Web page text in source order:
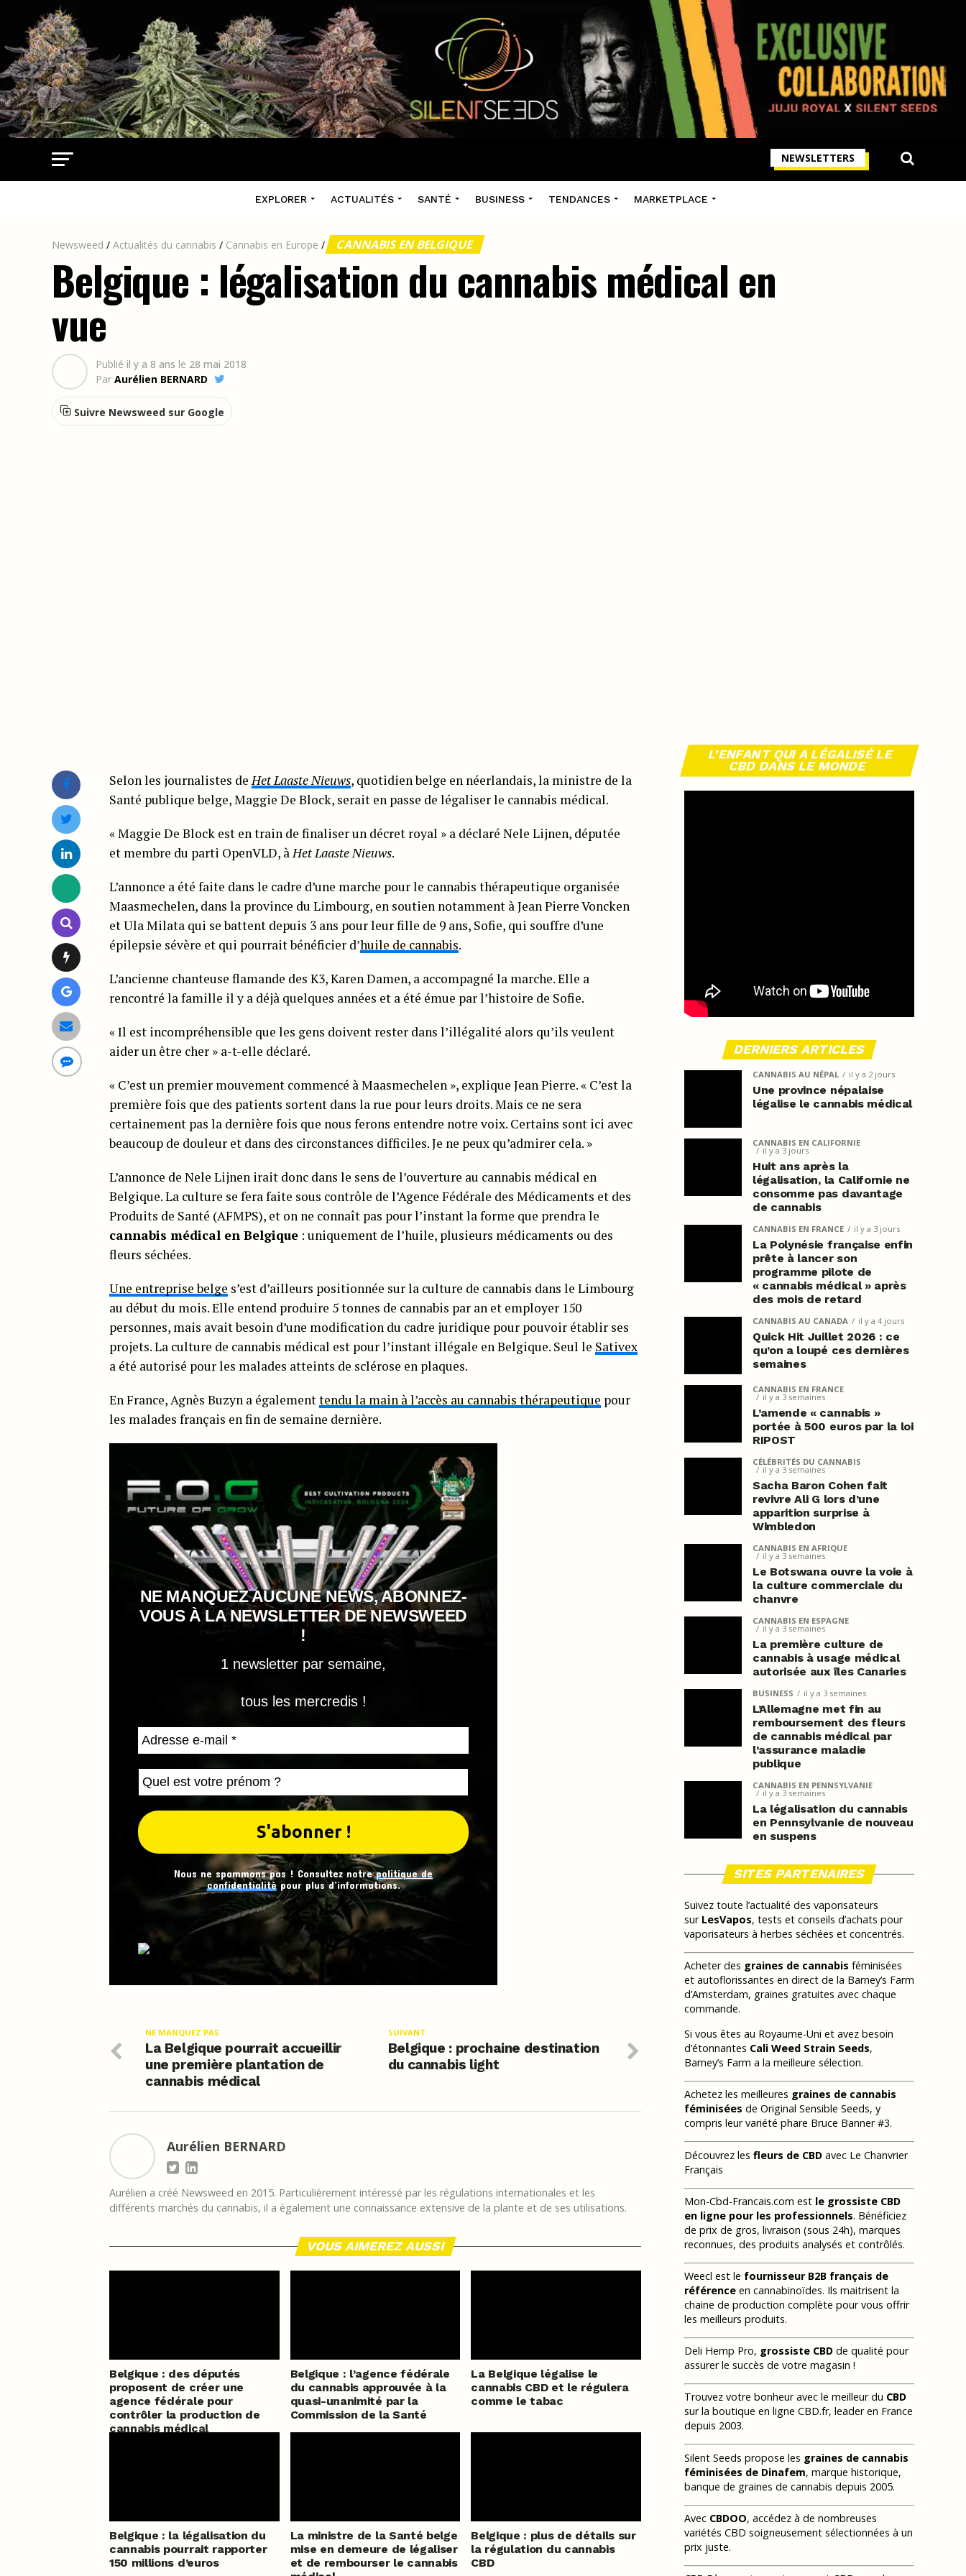
NEWSLETTERS
EXPLORER ACTUALITÉS SANTÉ BUSINESS TENDANCES MARKETPLACE
Newsweed / Actualités du cannabis / Cannabis en Europe / CANNABIS EN BELGIQUE
Belgique : légalisation du cannabis médical en
vue
Publié il y a 8 ans le 28 mai 2018
Par Aurélien BERNARD
Suivre Newsweed sur Google
Selon les journalistes deHet Laaste Nieuws, quotidien belge en néerlandais, la ministre de la
Santé publique belge, Maggie De Block, serait en passe de légaliser le cannabis médical.
« Maggie De Block est en train de finaliser un décret royal » a déclaré Nele Lijnen, députée
et membre du parti OpenVLD, àHet Laaste Nieuws.
L’annonce a été faite dans le cadre d’une marche pour le cannabis thérapeutique organisée
Maasmechelen, dans la province du Limbourg, en soutien notamment à Jean Pierre Voncken
et Ula Milata qui se battent depuis 3 ans pour leur fille de 9 ans, Sofie, qui souffre d’une
épilepsie sévère et qui pourrait bénéficier d’huile de cannabis.
L’ancienne chanteuse flamande des K3, Karen Damen, a accompagné la marche. Elle a
rencontré la famille il y a déjà quelques années et a été émue par l’histoire de Sofie.
« Il est incompréhensible que les gens doivent rester dans l’illégalité alors qu’ils veulent
aider un être cher » a-t-elle déclaré.
« C’est un premier mouvement commencé à Maasmechelen », explique Jean Pierre. « C’est la
première fois que des patients sortent dans la rue pour leurs droits. Mais ce ne sera
certainement pas la dernière fois que nous ferons entendre notre voix. Certains sont ici avec
beaucoup de douleur et dans des circonstances difficiles. Je ne peux qu’admirer cela. »
L’annonce de Nele Lijnen irait donc dans le sens de l’ouverture au cannabis médical en
Belgique. La culture se fera faite sous contrôle de l’Agence Fédérale des Médicaments et des
Produits de Santé (AFMPS), et on ne connaît pas pour l’instant la forme que prendra le
cannabis médical en Belgique : uniquement de l’huile, plusieurs médicaments ou des
fleurs séchées.
Une entreprise belge s’est d’ailleurs positionnée sur la culture de cannabis dans le Limbourg
au début du mois. Elle entend produire 5 tonnes de cannabis par an et employer 150
personnes, mais avait besoin d’une modification du cadre juridique pour pouvoir établir ses
projets. La culture de cannabis médical est pour l’instant illégale en Belgique. Seul le Sativex
a été autorisé pour les malades atteints de sclérose en plaques.
En France, Agnès Buzyn a égalementtendu la main à l’accès au cannabis thérapeutique pour
les malades français en fin de semaine dernière.
NE MANQUEZ AUCUNE NEWS, ABONNEZ-
VOUS À LA NEWSLETTER DE NEWSWEED
!
1 newsletter par semaine,
tous les mercredis !
Nous ne spammons pas ! Consultez notrepolitique de
confidentialitépour plus d’informations.
SUIVANT
Belgique : prochaine destination
du cannabis light
NE MANQUEZ PAS
La Belgique pourrait accueillir
une première plantation de
cannabis médical
Aurélien BERNARD
Aurélien a créé Newsweed en 2015. Particulièrement intéressé par les régulations internationales et les
différents marchés du cannabis, il a également une connaissance extensive de la plante et de ses utilisations.
VOUS AIMEREZ AUSSI
Belgique : des députés
proposent de créer une
agence fédérale pour
contrôler la production de
cannabis médical
Belgique : l’agence fédérale
du cannabis approuvée à la
quasi-unanimité par la
Commission de la Santé
La Belgique légalise le
cannabis CBD et le régulera
comme le tabac
Belgique : la légalisation du
cannabis pourrait rapporter
150 millions d’euros
La ministre de la Santé belge
mise en demeure de légaliser
et de rembourser le cannabis
Belgique : plus de détails sur
la régulation du cannabis
CBD
L’ENFANT QUI A LÉGALISÉ LE
CBD DANS LE MONDE
DERNIERS ARTICLES
CANNABIS AU NÉPAL il y a 2 jours
Une province népalaise
légalise le cannabis médical
CANNABIS EN CALIFORNIE
il y a 3 jours
Huit ans après la
légalisation, la Californie ne
consomme pas davantage
de cannabis
CANNABIS EN FRANCE il y a 3 jours
La Polynésie française enfin
prête à lancer son
programme pilote de
« cannabis médical » après
des mois de retard
CANNABIS AU CANADA il y a 4 jours
Quick Hit Juillet 2026 : ce
qu’on a loupé ces dernières
semaines
CANNABIS EN FRANCE
il y a 3 semaines
L’amende « cannabis »
portée à 500 euros par la loi
RIPOST
CÉLÉBRITÉS DU CANNABIS
il y a 3 semaines
Sacha Baron Cohen fait
revivre Ali G lors d’une
apparition surprise à
Wimbledon
CANNABIS EN AFRIQUE
il y a 3 semaines
Le Botswana ouvre la voie à
la culture commerciale du
chanvre
CANNABIS EN ESPAGNE
il y a 3 semaines
La première culture de
cannabis à usage médical
autorisée aux îles Canaries
BUSINESS il y a 3 semaines
L’Allemagne met fin au
remboursement des fleurs
de cannabis médical par
l’assurance maladie
publique
CANNABIS EN PENNSYLVANIE
il y a 3 semaines
La légalisation du cannabis
en Pennsylvanie de nouveau
en suspens
SITES PARTENAIRES
Suivez toute l’actualité des vaporisateurs
sur LesVapos, tests et conseils d’achats pour
vaporisateurs à herbes séchées et concentrés.
Acheter des graines de cannabis féminisées
et autoflorissantes en direct de la Barney’s Farm
d’Amsterdam, graines gratuites avec chaque
commande.
Si vous êtes au Royaume-Uni et avez besoin
d’étonnantes Cali Weed Strain Seeds,
Barney’s Farm a la meilleure sélection.
Achetez les meilleures graines de cannabis
féminisées de Original Sensible Seeds, y
compris leur variété phare Bruce Banner #3.
Découvrez les fleurs de CBD avec Le Chanvrier
Français
Mon-Cbd-Francais.com est le grossiste CBD
en ligne pour les professionnels. Bénéficiez
de prix de gros, livraison (sous 24h), marques
reconnues, des produits analysés et contrôlés.
Weecl est le fournisseur B2B français de
référence en cannabinoïdes. Ils maitrisent la
chaine de production complète pour vous offrir
les meilleurs produits.
Deli Hemp Pro, grossiste CBD de qualité pour
assurer le succès de votre magasin !
Trouvez votre bonheur avec le meilleur du CBD
sur la boutique en ligne CBD.fr, leader en France
depuis 2003.
Silent Seeds propose les graines de cannabis
féminisées de Dinafem, marque historique,
banque de graines de cannabis depuis 2005.
Avec CBDOO, accédez à de nombreuses
variétés CBD soigneusement sélectionnées à un
prix juste.